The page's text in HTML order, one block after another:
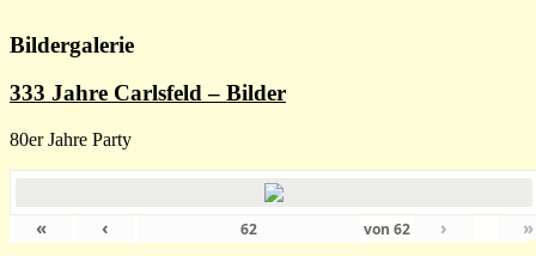
Bildergalerie
333 Jahre Carlsfeld – Bilder
80er Jahre Party
« ‹ von62 › »